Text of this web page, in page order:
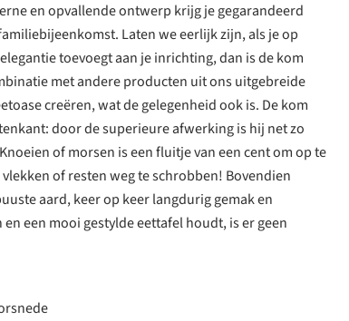
en opvallende ontwerp krijg je gegarandeerd
Laten we eerlijk zijn, als je op
toevoegt aan je inrichting, dan is de kom
met andere producten uit ons uitgebreide
creëren, wat de gelegenheid ook is. De kom
door de superieure afwerking is hij net zo
of morsen is een fluitje van een cent om op te
of resten weg te schrobben! Bovendien
aard, keer op keer langdurig gemak en
een mooi gestylde eettafel houdt, is er geen